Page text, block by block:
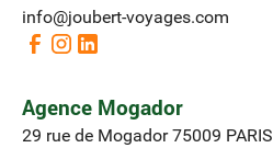
info@joubert-voyages.com
Agence Mogador
29 rue de Mogador 75009 PARIS